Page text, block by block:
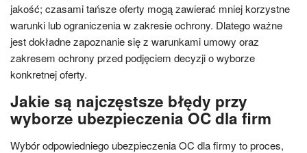
jakość; czasami tańsze oferty mogą zawierać mniej korzystne
warunki lub ograniczenia w zakresie ochrony. Dlatego ważne
jest dokładne zapoznanie się z warunkami umowy oraz
zakresem ochrony przed podjęciem decyzji o wyborze
konkretnej oferty.
Jakie są najczęstsze błędy przy
wyborze ubezpieczenia OC dla firm
Wybór odpowiedniego ubezpieczenia OC dla firmy to proces,